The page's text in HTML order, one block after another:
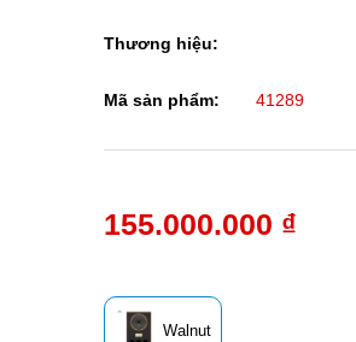
Walnut
155.000.000 ₫
Thương hiệu:
Mã sản phẩm: 41289